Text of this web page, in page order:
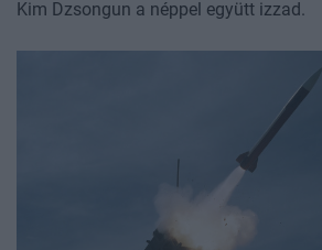
Kim Dzsongun a néppel együtt izzad.